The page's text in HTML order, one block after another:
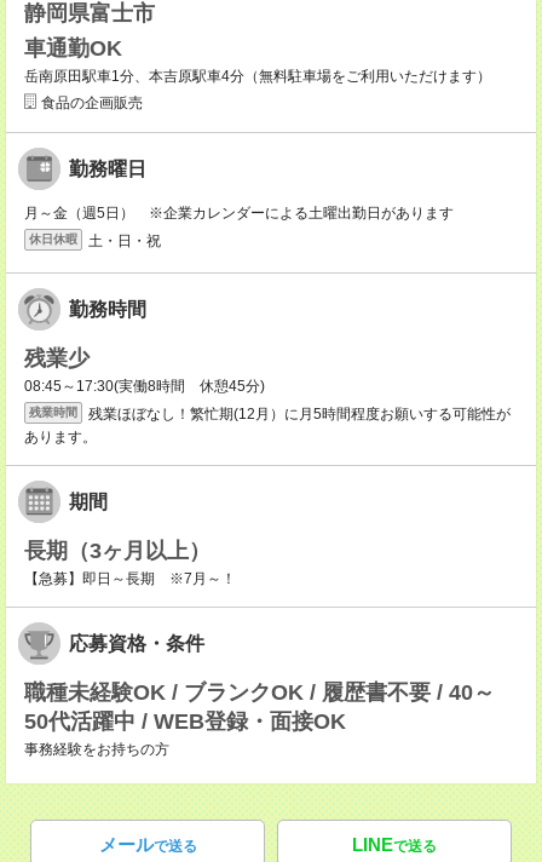
静岡県富士市
車通勤OK
岳南原田駅車1分、本吉原駅車4分（無料駐車場をご利用いただけます）
食品の企画販売
勤務曜日
月～金（週5日） ※企業カレンダーによる土曜出勤日があります
休日休暇 土・日・祝
勤務時間
残業少
08:45～17:30(実働8時間 休憩45分)
残業時間
残業ほぼなし！繁忙期(12月）に月5時間程度お願いする可能性が
あります。
期間
長期（3ヶ月以上）
【急募】即日～長期 ※7月～！
応募資格・条件
職種未経験OK / ブランクOK / 履歴書不要 / 40～
50代活躍中 / WEB登録・面接OK
事務経験をお持ちの方
メールで送る LINEで送る